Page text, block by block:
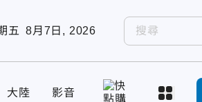
五 8月7日, 2026
大陸 影音